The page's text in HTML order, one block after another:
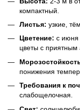
компактный.
Листья: узкие,
Цветение: с июня
цветы с приятным
понижения
Требования к
слабощелочная.